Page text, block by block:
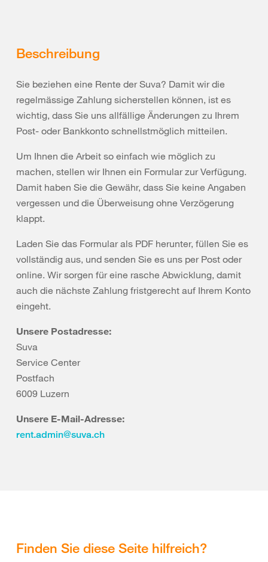
Beschreibung
Sie beziehen eine Rente der Suva? Damit wir die
regelmässige Zahlung sicherstellen können, ist es
wichtig, dass Sie uns allfällige Änderungen zu Ihrem
Post- oder Bankkonto schnellstmöglich mitteilen.
Um Ihnen die Arbeit so einfach wie möglich zu
machen, stellen wir Ihnen ein Formular zur Verfügung.
Damit haben Sie die Gewähr, dass Sie keine Angaben
vergessen und die Überweisung ohne Verzögerung
klappt.
Laden Sie das Formular als PDF herunter, füllen Sie es
vollständig aus, und senden Sie es uns per Post oder
online. Wir sorgen für eine rasche Abwicklung, damit
auch die nächste Zahlung fristgerecht auf Ihrem Konto
eingeht.
Unsere Postadresse:
Suva
Service Center
Postfach
6009 Luzern
Unsere E-Mail-Adresse:
rent.admin@suva.ch
Finden Sie diese Seite hilfreich?